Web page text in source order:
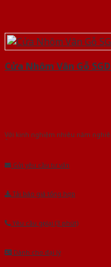
Cửa Nhôm Vân Gỗ
Với kinh nghiệm nhiêu năm
Gửi yêu cầu tư vấn
Tải báo giá tổng hợp
Yêu cầu gọi lại (3 phút)
Dành cho đại lý